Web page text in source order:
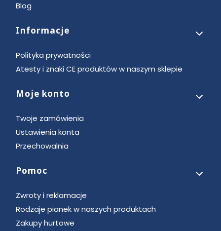
Blog
Informacje
Polityka prywatności
Atesty i znaki CE produktów w naszym sklepie
Moje konto
Twoje zamówienia
Ustawienia konta
Przechowalnia
Pomoc
Zwroty i reklamacje
Rodzaje pianek w naszych produktach
Zakupy hurtowe